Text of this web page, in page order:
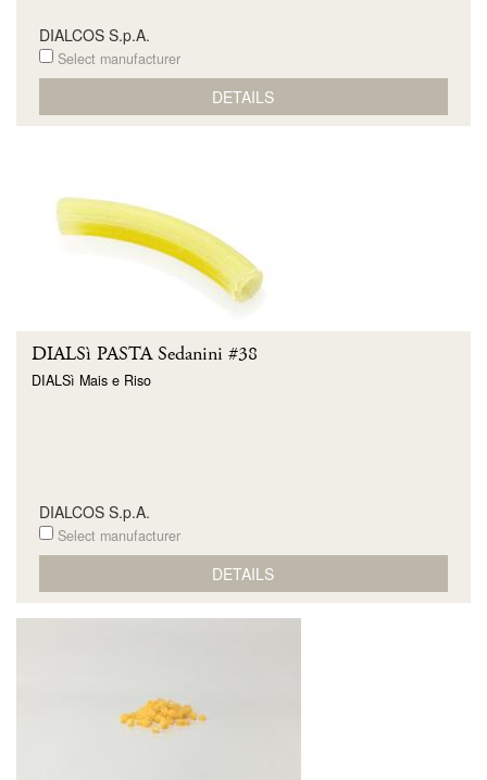
DIALCOS S.p.A.
Select manufacturer
DETAILS
DIALSì PASTA Sedanini #38
DIALSì Mais e Riso
DIALCOS S.p.A.
Select manufacturer
DETAILS